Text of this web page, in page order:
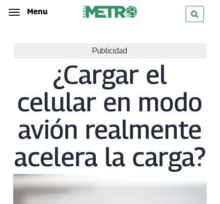
Skip
Menu
Publicidad
¿Cargar el
celular en modo
avión realmente
acelera la carga?
Menu